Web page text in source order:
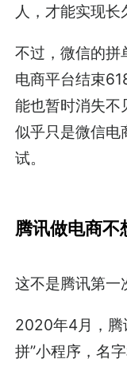
人，才能实现长
不过，微信的拼
电商平台结束
能也暂时消失不
似乎只是微信电
试。
腾讯做电商不
这不是腾讯第一
2020年4月，腾
拼”小程序，名